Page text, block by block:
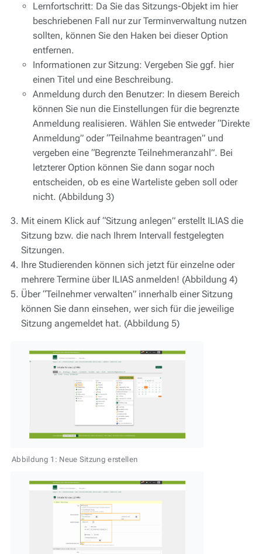
Lernfortschritt: Da Sie das Sitzungs-Objekt im hier
beschriebenen Fall nur zur Terminverwaltung nutzen
sollten, können Sie den Haken bei dieser Option
entfernen.
Informationen zur Sitzung: Vergeben Sie ggf. hier
einen Titel und eine Beschreibung.
Anmeldung durch den Benutzer: In diesem Bereich
können Sie nun die Einstellungen für die begrenzte
Anmeldung realisieren. Wählen Sie entweder “Direkte
Anmeldung” oder “Teilnahme beantragen” und
vergeben eine “Begrenzte Teilnehmeranzahl”. Bei
letzterer Option können Sie dann sogar noch
entscheiden, ob es eine Warteliste geben soll oder
nicht. (Abbildung 3)
Mit einem Klick auf “Sitzung anlegen” erstellt ILIAS die
Sitzung bzw. die nach Ihrem Intervall festgelegten
Sitzungen.
Ihre Studierenden können sich jetzt für einzelne oder
mehrere Termine über ILIAS anmelden! (Abbildung 4)
Über “Teilnehmer verwalten” innerhalb einer Sitzung
können Sie dann einsehen, wer sich für die jeweilige
Sitzung angemeldet hat. (Abbildung 5)
Abbildung 1: Neue Sitzung erstellen